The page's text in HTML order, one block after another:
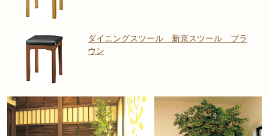
ダイニングスツール 新京スツール ブラ
ウン